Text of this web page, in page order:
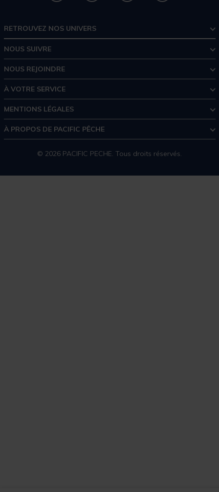
RETROUVEZ NOS UNIVERS
NOUS SUIVRE
NOUS REJOINDRE
À VOTRE SERVICE
MENTIONS LÉGALES
À PROPOS DE PACIFIC PÊCHE
© 2026 PACIFIC PECHE. Tous droits réservés.